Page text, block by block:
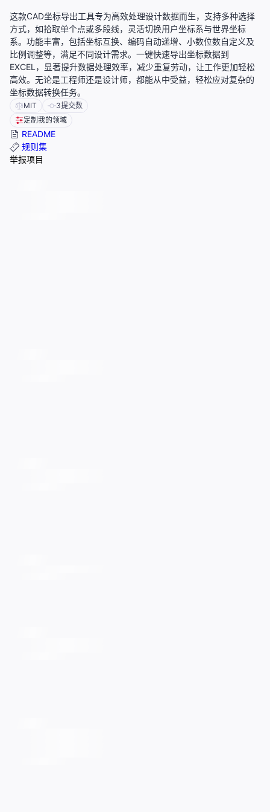
这款CAD坐标导出工具专为高效处理设计数据而生，支持多种选择
方式，如拾取单个点或多段线，灵活切换用户坐标系与世界坐标
系。功能丰富，包括坐标互换、编码自动递增、小数位数自定义及
比例调整等，满足不同设计需求。一键快速导出坐标数据到
EXCEL，显著提升数据处理效率，减少重复劳动，让工作更加轻松
高效。无论是工程师还是设计师，都能从中受益，轻松应对复杂的
坐标数据转换任务。
MIT 3提交数
定制我的领域
README
规则集
举报项目